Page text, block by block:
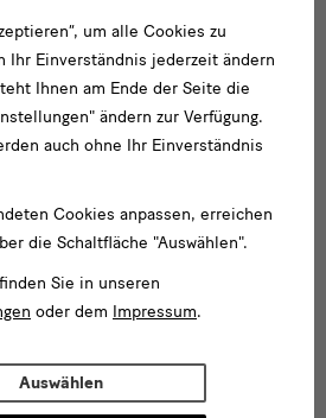
Förderer
um alle Cookies zu
Ihr Einverständnis jederzeit ändern
Ihnen am Ende der Seite die
ändern zur Verfügung.
auch ohne Ihr Einverständnis
Cookies anpassen, erreichen
die Schaltfläche "Auswählen".
Sie in unseren
oder dem Impressum.
Auswählen